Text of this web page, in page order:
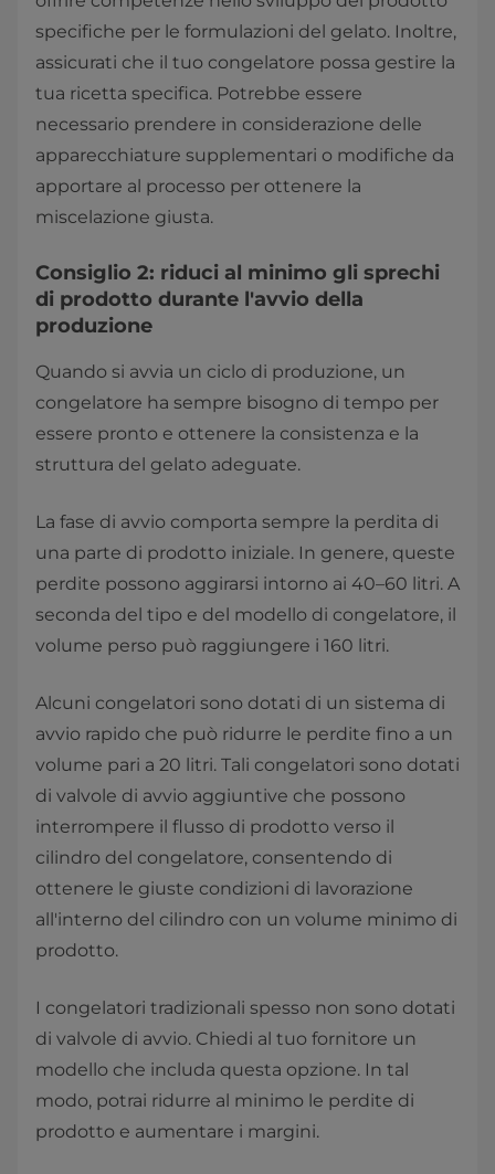
specifiche per le formulazioni del gelato. Inoltre,
assicurati che il tuo congelatore possa gestire la
tua ricetta specifica. Potrebbe essere
necessario prendere in considerazione delle
apparecchiature supplementari o modifiche da
apportare al processo per ottenere la
miscelazione giusta.
Consiglio 2: riduci al minimo gli sprechi
di prodotto durante l'avvio della
produzione
Quando si avvia un ciclo di produzione, un
congelatore ha sempre bisogno di tempo per
essere pronto e ottenere la consistenza e la
struttura del gelato adeguate.
La fase di avvio comporta sempre la perdita di
una parte di prodotto iniziale. In genere, queste
perdite possono aggirarsi intorno ai 40–60 litri. A
seconda del tipo e del modello di congelatore, il
volume perso può raggiungere i 160 litri.
Alcuni congelatori sono dotati di un sistema di
avvio rapido che può ridurre le perdite fino a un
volume pari a 20 litri. Tali congelatori sono dotati
di valvole di avvio aggiuntive che possono
interrompere il flusso di prodotto verso il
cilindro del congelatore, consentendo di
ottenere le giuste condizioni di lavorazione
all'interno del cilindro con un volume minimo di
prodotto.
I congelatori tradizionali spesso non sono dotati
di valvole di avvio. Chiedi al tuo fornitore un
modello che includa questa opzione. In tal
modo, potrai ridurre al minimo le perdite di
prodotto e aumentare i margini.